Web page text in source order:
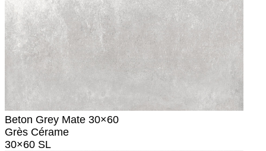
Beton Grey Mate 30×60
Grès Cérame
30×60 SL